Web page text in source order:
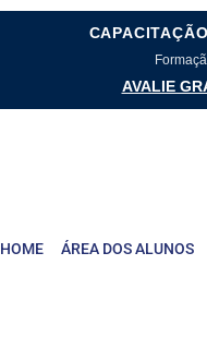
AVALIE
HOME ÁREA DOS ALUNOS